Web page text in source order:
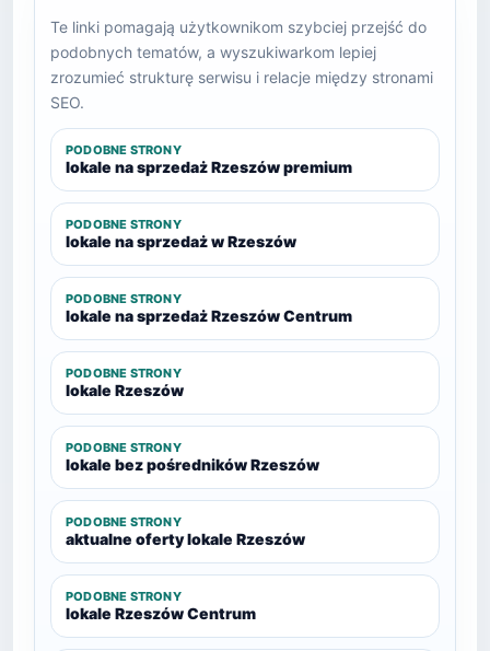
Te linki pomagają użytkownikom szybciej przejść do
podobnych tematów, a wyszukiwarkom lepiej
zrozumieć strukturę serwisu i relacje między stronami
SEO.
PODOBNE STRONY
lokale na sprzedaż Rzeszów premium
PODOBNE STRONY
lokale na sprzedaż w Rzeszów
PODOBNE STRONY
lokale na sprzedaż Rzeszów Centrum
PODOBNE STRONY
lokale Rzeszów
PODOBNE STRONY
lokale bez pośredników Rzeszów
PODOBNE STRONY
aktualne oferty lokale Rzeszów
PODOBNE STRONY
lokale Rzeszów Centrum